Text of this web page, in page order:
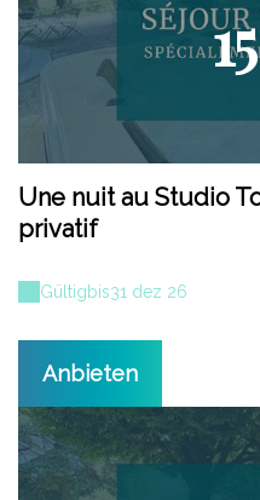
Une nuit au Studio
privatif
Gültigbis31 dez 26
Anbieten